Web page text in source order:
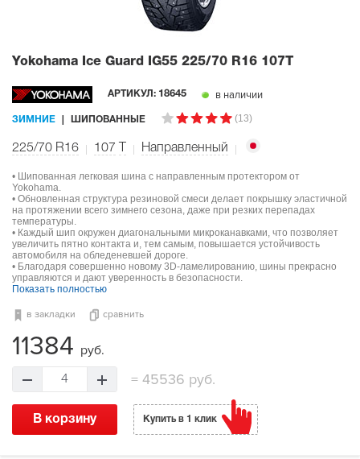
Yokohama Ice Guard IG55 225/70 R16 107T
АРТИКУЛ: 18645 в наличии
ЗИМНИЕ ШИПОВАННЫЕ (13)
225/70 R16 107 Направленный
• Шипованная легковая шина с направленным протектором от
Yokohama.
• Обновленная структура резиновой смеси делает покрышку эластичной
на протяжении всего зимнего сезона, даже при резких перепадах
температуры.
• Каждый шип окружен диагональными микроканавками, что позволяет
увеличить пятно контакта и, тем самым, повышается устойчивость
автомобиля на обледеневшей дороге.
• Благодаря совершенно новому 3D-ламелированию, шины прекрасно
управляются и дают уверенность в безопасности.
Показать полностью
в закладки сравнить
11384 руб.
4 = 45536 руб.
В корзину Купить в 1 клик